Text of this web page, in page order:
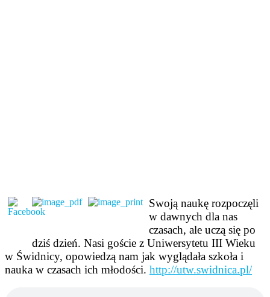
Swoją naukę rozpoczęli
w dawnych dla nas
czasach, ale uczą się po
dziś dzień. Nasi goście z Uniwersytetu III Wieku
w Świdnicy, opowiedzą nam jak wyglądała szkoła i
nauka w czasach ich młodości. http://utw.swidnica.pl/